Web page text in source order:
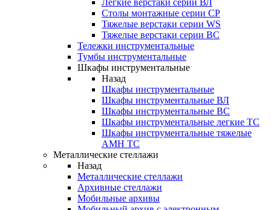
Легкие верстаки серии ВЛ
Столы монтажные серии СР
Тяжелые верстаки серии WS
Тяжелые верстаки серии ВС
Тележки инструментальные
Тумбы инструментальные
Шкафы инструментальные
Назад
Шкафы инструментальные
Шкафы инструментальные ВЛ
Шкафы инструментальные ВС
Шкафы инструментальные легкие ТС
Шкафы инструментальные тяжелые
AMH TC
Металлические стеллажи
Назад
Металлические стеллажи
Архивные стеллажи
Мобильные архивы